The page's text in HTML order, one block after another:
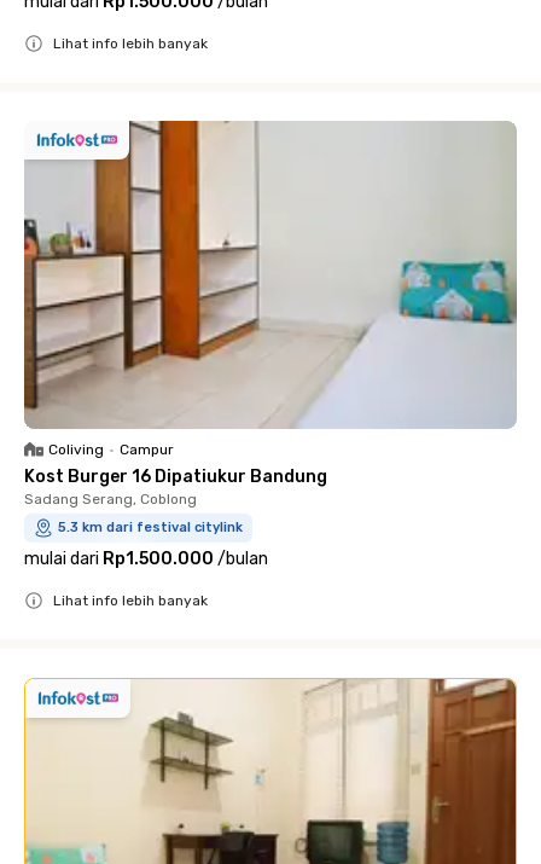
Lihat info lebih banyak
Coliving • Campur
Kost Burger 16 Dipatiukur Bandung
Sadang Serang, Coblong
5.3 km dari festival citylink
mulai dari Rp1.500.000 /bulan
Lihat info lebih banyak